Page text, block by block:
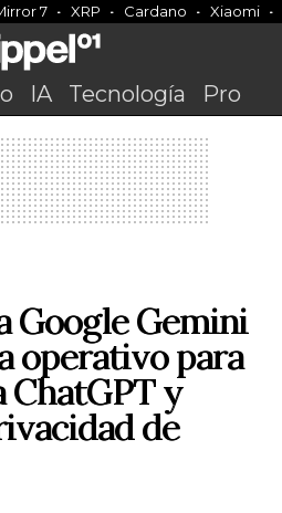
7 XRP Cardano Xiaomi
IA Tecnología Pro
Google Gemini
operativo para
ChatGPT y
de